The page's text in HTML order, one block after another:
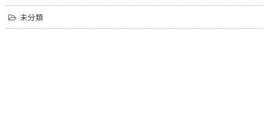
未分類